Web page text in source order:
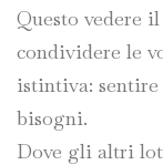
Questo vedere
condividere le
istintiva:
bisogni.
Dove gli altri